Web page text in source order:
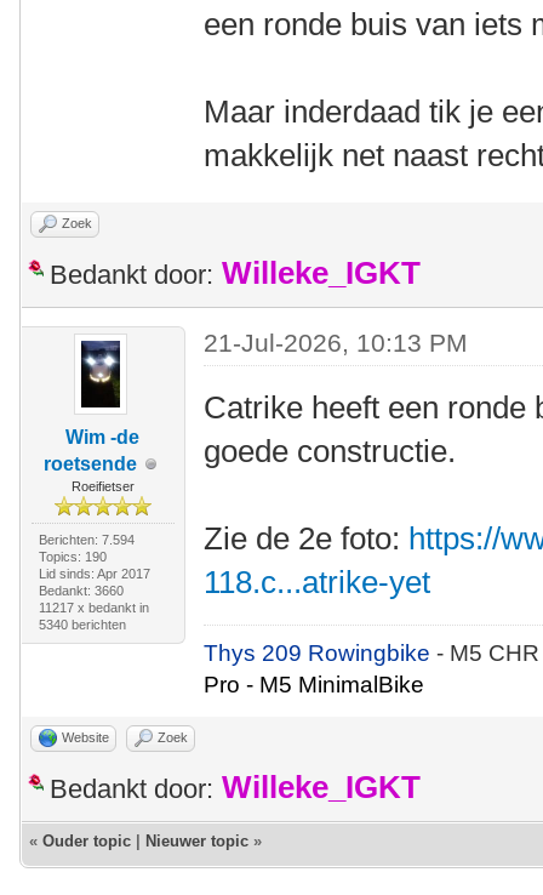
een ronde buis van iets
Maar inderdaad tik je
makkelijk net naast
Zoek
Bedankt door: Willeke_IGKT
Wim -de
roetsende
Roeifietser
Berichten: 7.594
Topics: 190
Lid sinds: Apr 2017
Bedankt: 3660
11217 x bedankt in
5340 berichten
21-Jul-2026, 10:13 PM
Catrike heeft een ronde
goede constructie.
Zie de 2e foto: https://
118.c...atrike-yet
Thys 209 Rowingbike- M5
Pro - M5 MinimalBike
Website Zoek
Bedankt door: Willeke_IGKT
« Ouder topic Nieuwer topic »